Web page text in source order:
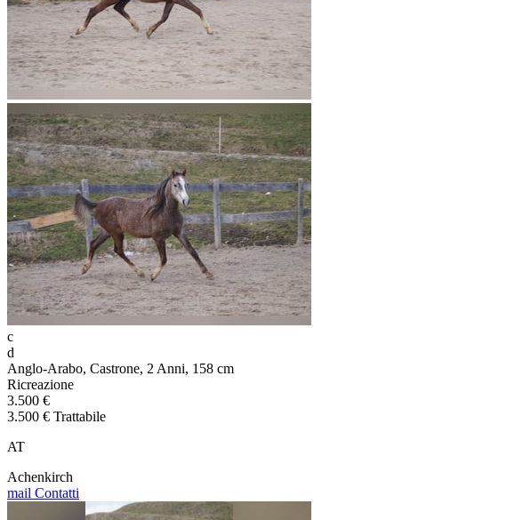
c
d
Anglo-Arabo, Castrone, 2 Anni, 158 cm
Ricreazione
3.500 €
3.500 € Trattabile
AT
Achenkirch
mail Contatti